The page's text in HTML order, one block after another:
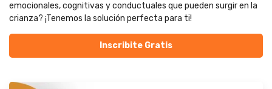
emocionales, cognitivas y conductuales que pueden surgir en la
crianza? ¡Tenemos la solución perfecta para ti!
Inscribite Gratis